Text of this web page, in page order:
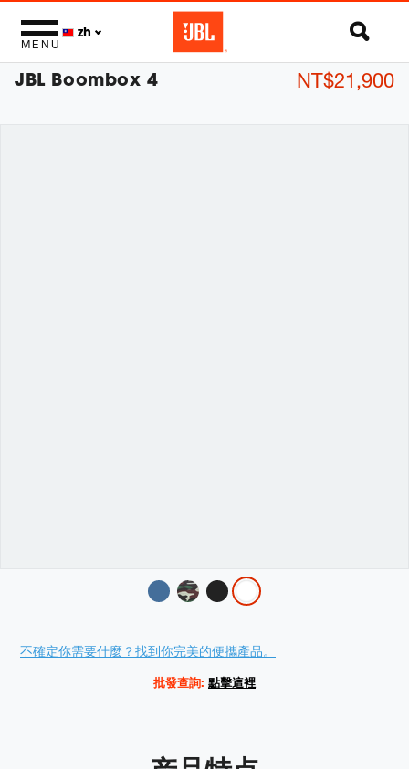
MENU
zh
JBL Boombox 4 NT$21,900
Promotions
不確定你需要什麼？找到你完美的便攜產品。
批發查詢: 點擊這裡